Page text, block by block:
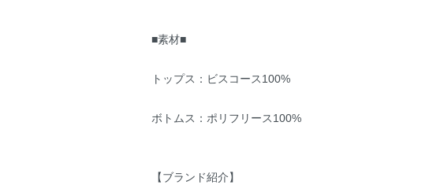
■素材■
トップス：ビスコース100%
ボトムス：ポリフリース100%
【ブランド紹介】